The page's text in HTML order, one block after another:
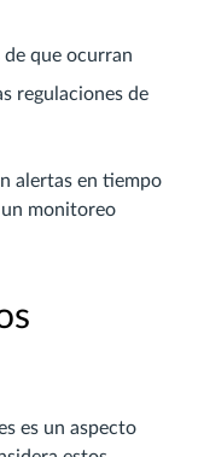
de que ocurran
regulaciones de
alertas en tiempo
un monitoreo
es un aspecto